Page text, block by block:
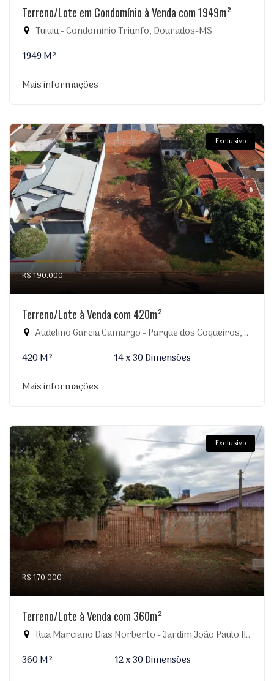
Terreno/Lote em Condomínio à Venda com 1949m²
Tuiuiu - Condomínio Triunfo, Dourados-MS
1949 M²
Mais informações
Exclusivo
R$ 190.000
Terreno/Lote à Venda com 420m²
Audelino Garcia Camargo - Parque dos Coqueiros, Dourados-MS
420 M²
14 x 30 Dimensões
Mais informações
Exclusivo
R$ 170.000
Terreno/Lote à Venda com 360m²
Rua Marciano Dias Norberto - Jardim João Paulo II, Dourados-MS
360 M²
12 x 30 Dimensões